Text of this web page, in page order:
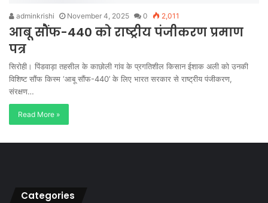
adminkrishi November 4, 2025 0 2,011
आबू सौंफ-440 को राष्ट्रीय पंजीकरण प्रमाण
पत्र
सिरोही। पिंडवाड़ा तहसील के काछोली गांव के प्रगतिशील किसान ईशाक अली को उनकी
विशिष्ट सौंफ किस्म ‘आबू सौंफ-440’ के लिए भारत सरकार से राष्ट्रीय पंजीकरण,
संरक्षण…
Read More »
Categories